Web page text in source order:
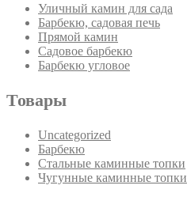
Уличный камин для сада
Барбекю, садовая печь
Прямой камин
Садовое барбекю
Барбекю угловое
Товары
Uncategorized
Барбекю
Стальные каминные топки
Чугунные каминные топки